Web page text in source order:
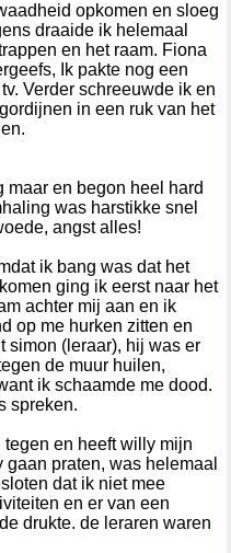
opkomen en sloeg
draaide ik helemaal
en het raam. Fiona
Ik pakte nog een
Verder schreeuwde ik en
in een ruk van het
maar en begon heel hard
was harstikke snel
angst alles!
ik bang was dat het
ging ik eerst naar het
achter mij aan en ik
op me hurken zitten en
simon (leraar), hij was er
de muur huilen,
ik schaamde me dood.
spreken.
en heeft willy mijn
praten, was helemaal
dat ik niet mee
en er van een
drukte. de leraren waren